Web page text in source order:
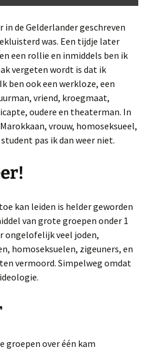
de Gelderlander geschreven
was. Een tijdje later
een rollie en inmiddels ben ik
vergeten wordt is dat ik
ben ook een werkloze, een
vriend, kroegmaat,
oudere en theaterman. In
vrouw, homoseksueel,
pas ik dan weer niet.
kan leiden is helder geworden
van grote groepen onder 1
ongelofelijk veel joden,
homoseksuelen, zigeuners, en
vermoord. Simpelweg omdat
groepen over één kam